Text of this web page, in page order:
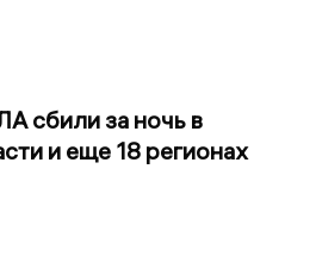
сбили за ночь в
и еще 18 регионах